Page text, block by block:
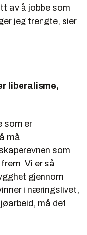
av å jobbe som
jeg trengte, sier
liberalisme,
som er
må
som
Vi er så
gjennom
i næringslivet,
må det